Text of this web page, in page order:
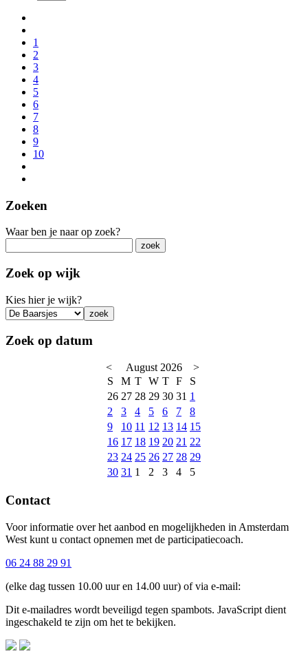
1
2
3
4
5
6
7
8
9
10
Zoeken
Waar ben je naar op zoek?
Zoek op wijk
Kies hier je wijk?
Zoek op datum
< August 2026
>
S
M T W T F
S
26 27 28 29 30 31 1
2
3 4 5 6 7
8
9
10 11 12 13 14 15
16 17 18 19 20 21 22
23 24 25 26 27 28 29
30 31 1 2 3 4 5
Contact
Voor informatie over het aanbod en mogelijkheden in Amsterdam
West kunt u contact opnemen met de participatiecoach.
06 24 88 29 91
(elke dag tussen 10.00 uur en 14.00 uur) of via e-mail:
Dit e-mailadres wordt beveiligd tegen spambots. JavaScript dient
ingeschakeld te zijn om het te bekijken.